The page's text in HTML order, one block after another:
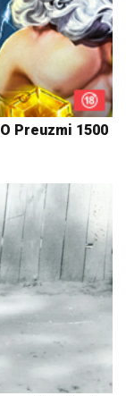
Preuzmi 1500